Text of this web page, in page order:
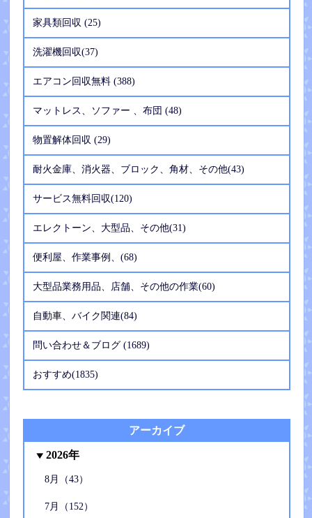
家具類回収 (25)
洗濯機回収(37)
エアコン回収無料 (388)
マットレス、ソファー 、布団 (48)
物置解体回収 (29)
耐火金庫、消火器、ブロック、角材、その他(43)
サービス無料回収(120)
エレクトーン、大型品、その他(31)
便利屋、作業事例、(68)
大型品業務用品、店舗、その他の作業(60)
自動車、バイク関連(84)
問い合わせ＆ブログ (1689)
おすすめ(1835)
アーカイブ
2026年
8月（43）
7月（152）